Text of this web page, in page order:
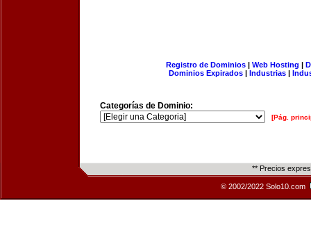
Registro de Dominios| Web Hosting |
Dominios Expirados | Industrias |
Categorías de Dominio:
[Pág.
** Precios
© 2002/2022 Solo10.com